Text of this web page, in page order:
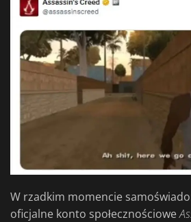
W rzadkim momencie
oficjalne konto społecznościowe